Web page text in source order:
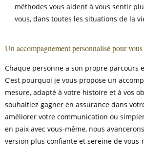
méthodes vous aident à vous sentir
vous, dans toutes les situations de la
Un accompagnement personnalisé pour
Chaque personne a son propre parcours
C’est pourquoi je vous propose un
mesure, adapté à votre histoire et à vos
souhaitiez gagner en assurance dans
améliorer votre communication ou
en paix avec vous-même, nous
version plus confiante et sereine de vous-